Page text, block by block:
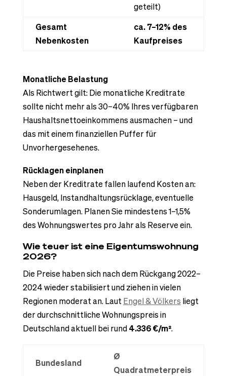
geteilt)
Gesamt
Nebenkosten
ca. 7–12% des
Kaufpreises
Monatliche Belastung
Als Richtwert gilt: Die monatliche Kreditrate
sollte nicht mehr als 30–40% Ihres verfügbaren
Haushaltsnettoeinkommens ausmachen – und
das mit einem finanziellen Puffer für
Unvorhergesehenes.
Rücklagen einplanen
Neben der Kreditrate fallen laufend Kosten an:
Hausgeld, Instandhaltungsrücklage, eventuelle
Sonderumlagen. Planen Sie mindestens 1–1,5%
des Wohnungswertes pro Jahr als Reserve ein.
Wie teuer ist eine Eigentumswohnung
2026?
Die Preise haben sich nach dem Rückgang 2022–
2024 wieder stabilisiert und ziehen in vielen
Regionen moderat an. LautEngel & Völkers liegt
der durchschnittliche Wohnungspreis in
Deutschland aktuell bei rund4.336 €/m².
Bundesland
Ø
Quadratmeterpreis